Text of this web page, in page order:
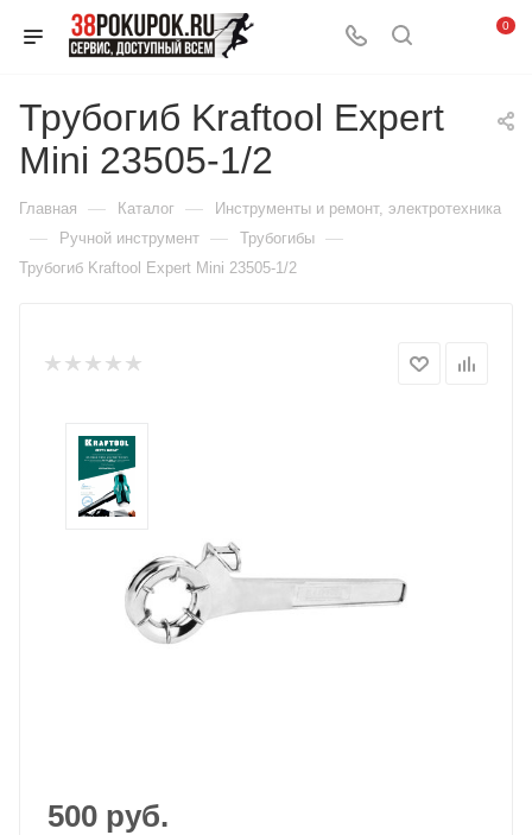
0
Трубогиб Kraftool Expert
Mini 23505-1/2
Главная — Каталог — Инструменты и ремонт, электротехника
— Ручной инструмент — Трубогибы —
Трубогиб Kraftool Expert Mini 23505-1/2
500 руб.